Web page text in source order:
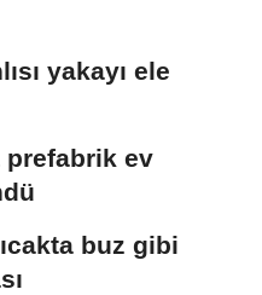
yakayı ele
prefabrik ev
buz gibi